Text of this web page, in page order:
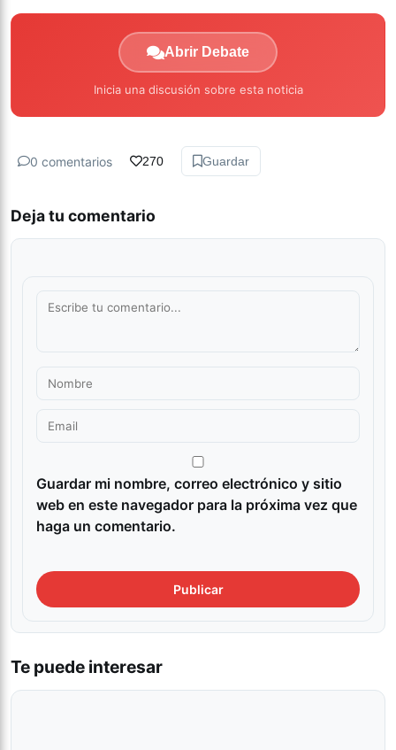
Abrir Debate
Inicia una discusión sobre esta noticia
0 comentarios 270 Guardar
Deja tu comentario
Guardar mi nombre, correo electrónico y sitio
web en este navegador para la próxima vez que
haga un comentario.
Te puede interesar